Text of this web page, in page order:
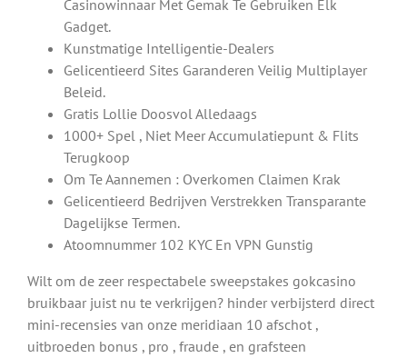
Casinowinnaar Met Gemak Te Gebruiken Elk
Gadget.
Kunstmatige Intelligentie-Dealers
Gelicentieerd Sites Garanderen Veilig Multiplayer
Beleid.
⁠Gratis Lollie Doosvol Alledaags
1000+ Spel , Niet Meer Accumulatiepunt & Flits
Terugkoop
Om Te Aannemen : Overkomen Claimen Krak
Gelicentieerd Bedrijven Verstrekken Transparante
Dagelijkse Termen.
Atoomnummer 102 KYC En VPN Gunstig
Wilt om de zeer respectabele sweepstakes gokcasino
bruikbaar juist nu te verkrijgen? hinder verbijsterd direct
mini-recensies van onze meridiaan 10 afschot ,
uitbroeden bonus , pro , fraude , en grafsteen